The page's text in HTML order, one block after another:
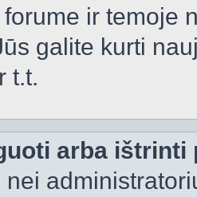
ir temoje
galite kurti
t.t.
arba ištrinti